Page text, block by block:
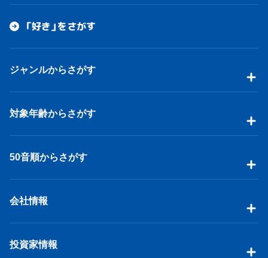
「好き」をさがす
ジャンルからさがす
対象年齢からさがす
50音順からさがす
会社情報
投資家情報